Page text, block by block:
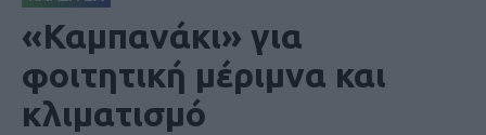
«Καμπανάκι» για
φοιτητική μέριμνα και
κλιματισμό